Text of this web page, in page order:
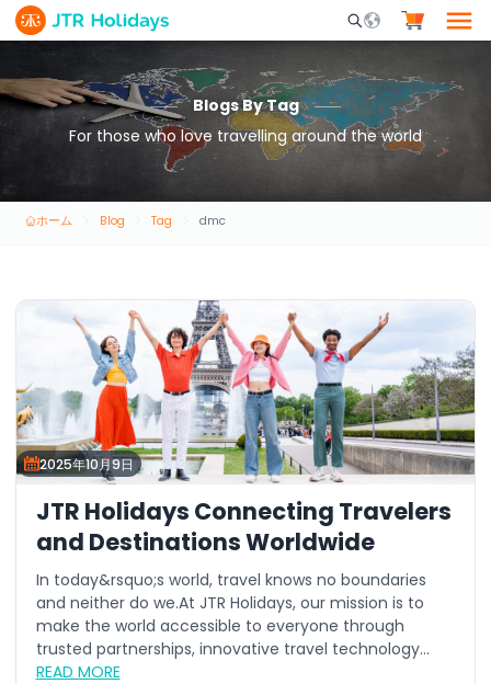
Mobile Search
Blogs By Tag
For those who love travelling around the world
ホーム Blog Tag dmc
2025年10月9日
JTR Holidays Connecting Travelers
and Destinations Worldwide
In today&rsquo;s world, travel knows no boundaries
and neither do we.At JTR Holidays, our mission is to
make the world accessible to everyone through
trusted partnerships, innovative travel technology...
READ MORE